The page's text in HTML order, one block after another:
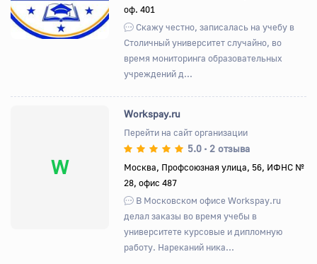
оф. 401
Скажу честно, записалась на учебу в
Столичный университет случайно, во
время мониторинга образовательных
учреждений д...
W
Workspay.ru
Перейти на сайт организации
5.0 • 2 отзыва
Москва, Профсоюзная улица, 56, ИФНС №
28, офис 487
В Московском офисе Workspay.ru
делал заказы во время учебы в
университете курсовые и дипломную
работу. Нареканий ника...